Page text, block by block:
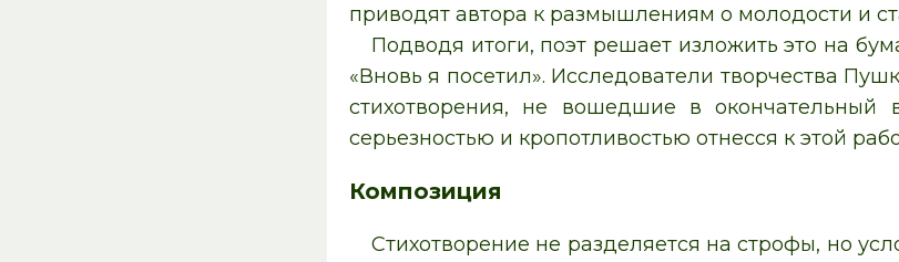
приводят автора к размышлениям о молодости и
Подводя итоги, поэт решает изложить это на
«Вновь я посетил». Исследователи творчества
стихотворения, не вошедшие в
серьезностью и кропотливостью отнесся к этой
Композиция
Стихотворение не разделяется на строфы, но